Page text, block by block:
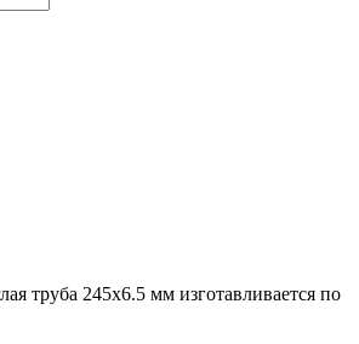
труба 245х6.5 мм изготавливается по